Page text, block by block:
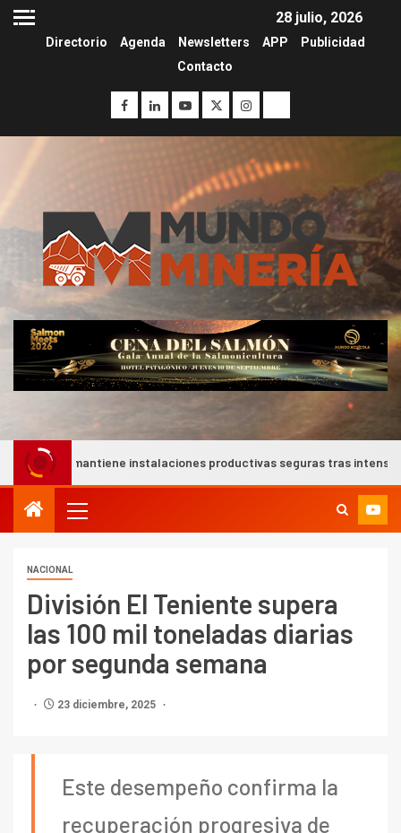
28 julio, 2026
Directorio Agenda Newsletters APP
Publicidad
Contacto
instalaciones productivas seguras tras intensas lluvias en
NACIONAL
División El Teniente supera
las 100 mil toneladas diarias
por segunda semana
23 diciembre, 2025
Este desempeño confirma la
recuperación progresiva de